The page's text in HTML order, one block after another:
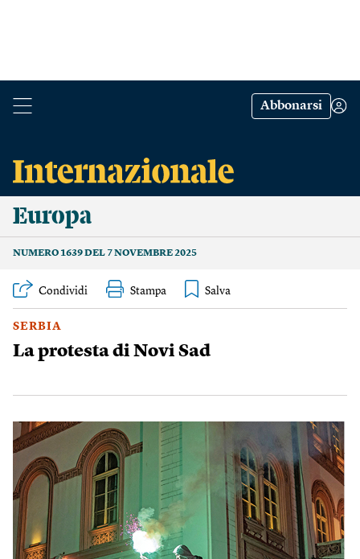
Abbonarsi
Europa
NUMERO 1639 DEL 7 NOVEMBRE 2025
Condividi Stampa
SERBIA
La protesta di Novi Sad